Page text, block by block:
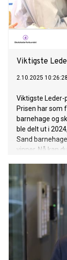
Viktigste
2.10.2025
Viktigste Leder-
Prisen har som
barnehage og
ble delt ut i
Sand
vinner. Nå kan